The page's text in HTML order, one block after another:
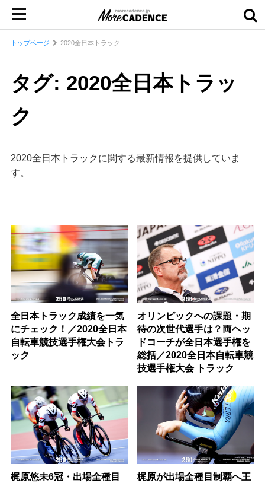
トップページ 2020全日本トラック
タグ: 2020全日本トラッ
ク
2020全日本トラックに関する最新情報を提供していま
す。
全日本トラック成績を一気
にチェック！／2020全日本
自転車競技選手権大会トラ
ック
オリンピックへの課題・期
待の次世代選手は？両ヘッ
ドコーチが全日本選手権を
総括／2020全日本自転車競
技選手権大会 トラック
梶原悠未6冠・出場全種目
梶原が出場全種目制覇へ王